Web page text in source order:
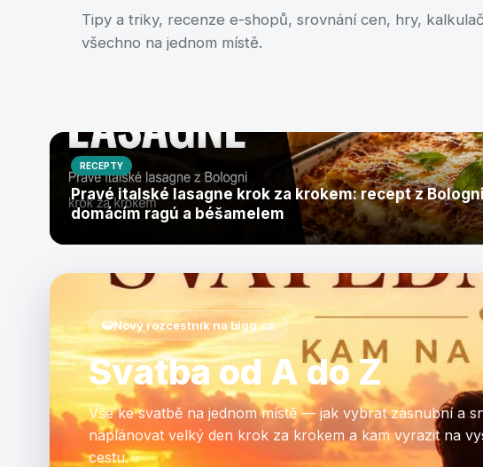
Tipy a triky, recenze e-shopů, srovnání cen, hry,
všechno na jednom místě.
Prodej nemovitosti bez
RECEPTY
Pravé italské lasagne krok za krokem: recept z
domácím ragú a béšamelem
Nový rozcestník na bigg.cz
Svatba od A do Z
Vše ke svatbě na jednom místě — jak vybrat zásnubní a
naplánovat velký den krok za krokem a kam vyrazit na
cestu.